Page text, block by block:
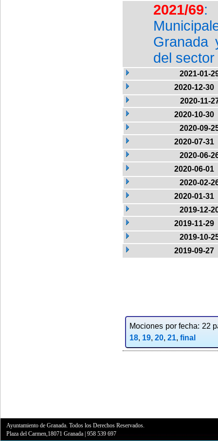
2021/69:
Granada
del
2021-01-
2020-12-30
2020-11-
2020-10-30
2020-09-
2020-07-31
2020-06-
2020-06-01
2020-02-
2020-01-31
2019-12-
2019-11-29
2019-10-
2019-09-27
Mociones por fecha: 22
18, 19, 20, 21, final
Ayuntamiento de Granada. Todos los Derechos Reservados.
Plaza del Carmen,18071 Granada |958 539 697